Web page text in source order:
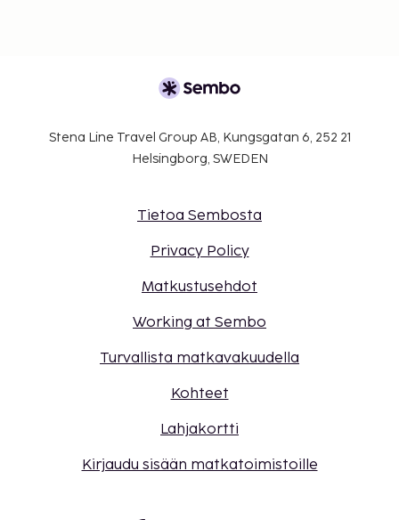
Majoituspaikassa on tarjolla
yhdistettäviä/vierekkäisiä huoneita, joiden
ottamalla yhteyttä majoituspaikkaan.
Yhteystiedot löytyvät varausvahvistuksesta.
pääsemiseksi.
Stena Line Travel Group AB, Kungsgatan 6, 252 21
Helsingborg, SWEDEN
Tietoa Sembosta
Privacy Policy
Matkustusehdot
Working at Sembo
Turvallista matkavakuudella
Kohteet
Lahjakortti
Kirjaudu sisään matkatoimistoille